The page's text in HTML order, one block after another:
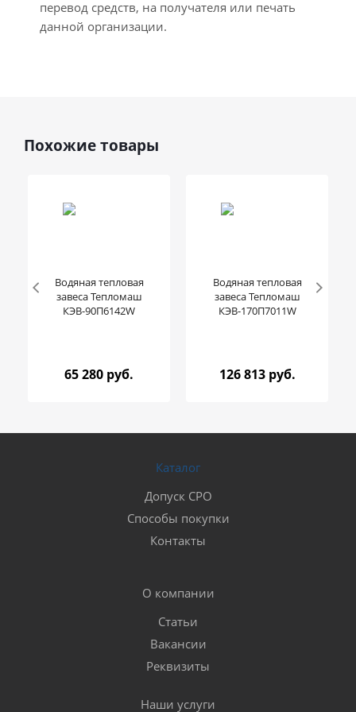
перевод средств, на получателя или печать
данной организации.
Похожие товары
Водяная тепловая
завеса Тепломаш
КЭВ-90П6142W
65 280 руб.
Водяная тепловая
завеса Тепломаш
КЭВ-170П7011W
126 813 руб.
Каталог
Допуск СРО
Способы покупки
Контакты
О компании
Статьи
Вакансии
Реквизиты
Наши услуги